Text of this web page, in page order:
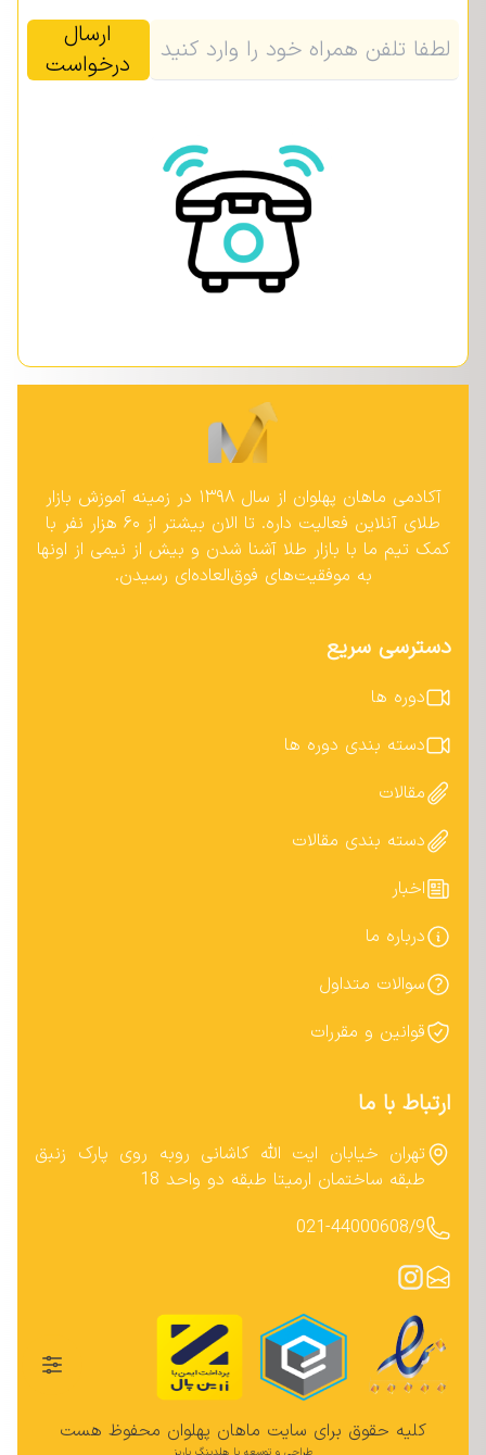
ارسال
درخواست
آکادمی ماهان پهلوان از سال ۱۳۹۸ در زمینه آموزش بازار
طلای آنلاین فعالیت داره. تا الان بیشتر از ۶۰ هزار نفر با
کمک تیم ما با بازار طلا آشنا شدن و بیش از نیمی از اونها
به موفقیت‌های فوق‌العاده‌ای رسیدن.
دسترسی سریع
دوره ها
دسته بندی دوره ها
مقالات
دسته بندی مقالات
اخبار
درباره ما
سوالات متداول
قوانین و مقررات
ارتباط با ما
تهران خیابان ایت الله کاشانی روبه روی پارک زنبق
طبقه ساختمان ارمیتا طبقه دو واحد 18
021-44000608/9
کلیه حقوق برای سایت ماهان پهلوان محفوظ هست